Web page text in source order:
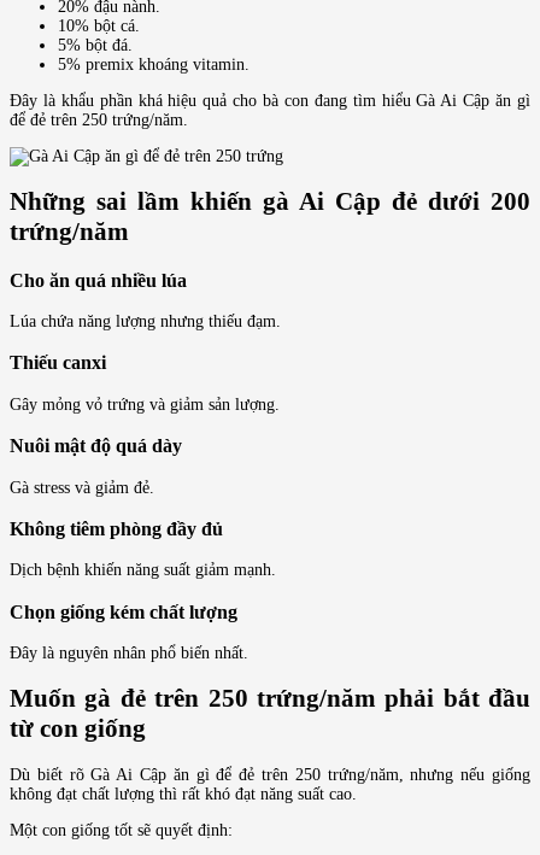
20% đậu nành.
10% bột cá.
5% bột đá.
5% premix khoáng vitamin.
Đây là khẩu phần khá hiệu quả cho bà con đang tìm hiểu Gà Ai Cập ăn gì
để đẻ trên 250 trứng/năm.
Những sai lầm khiến gà Ai Cập đẻ dưới 200
trứng/năm
Cho ăn quá nhiều lúa
Lúa chứa năng lượng nhưng thiếu đạm.
Thiếu canxi
Gây mỏng vỏ trứng và giảm sản lượng.
Nuôi mật độ quá dày
Gà stress và giảm đẻ.
Không tiêm phòng đầy đủ
Dịch bệnh khiến năng suất giảm mạnh.
Chọn giống kém chất lượng
Đây là nguyên nhân phổ biến nhất.
Muốn gà đẻ trên 250 trứng/năm phải bắt đầu
từ con giống
Dù biết rõ Gà Ai Cập ăn gì để đẻ trên 250 trứng/năm, nhưng nếu giống
không đạt chất lượng thì rất khó đạt năng suất cao.
Một con giống tốt sẽ quyết định: